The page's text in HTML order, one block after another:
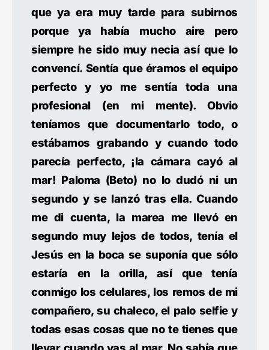
que ya era muy tarde para subirnos
porque ya había mucho aire pero
siempre he sido muy necia así que lo
convencí. Sentía que éramos el equipo
perfecto y yo me sentía toda una
profesional (en mi mente). Obvio
teníamos que documentarlo todo, o
estábamos grabando y cuando todo
parecía perfecto, ¡la cámara cayó al
mar! Paloma (Beto) no lo dudó ni un
segundo y se lanzó tras ella. Cuando
me di cuenta, la marea me llevó en
segundo muy lejos de todos, tenía el
Jesús en la boca se suponía que sólo
estaría en la orilla, así que tenía
conmigo los celulares, los remos de mi
compañero, su chaleco, el palo selfie y
todas esas cosas que no te tienes que